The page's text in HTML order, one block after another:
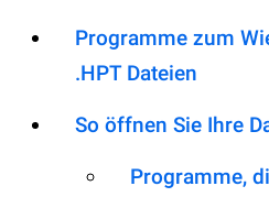
Programme zum
.HPT Dateien
So öffnen Sie Ihre
Programme,